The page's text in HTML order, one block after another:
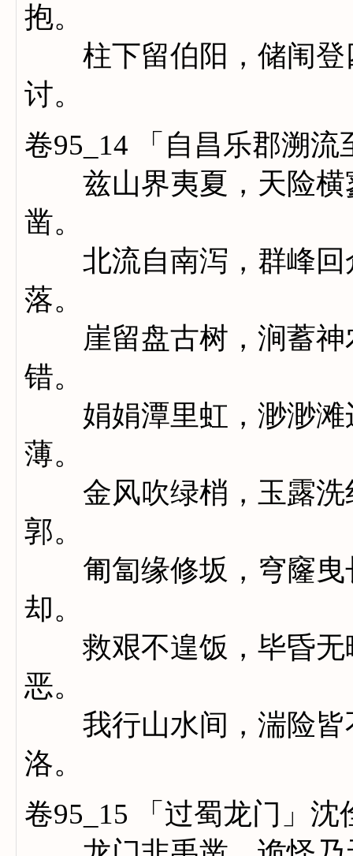
抱。
柱下留伯阳，储闱登
讨。
卷95_14 「自昌乐郡溯
兹山界夷夏，天险横
凿。
北流自南泻，群峰回
落。
崖留盘古树，涧蓄神
错。
娟娟潭里虹，渺渺滩
薄。
金风吹绿梢，玉露洗
郭。
匍匐缘修坂，穹窿曳
却。
救艰不遑饭，毕昏无
恶。
我行山水间，湍险皆
洛。
卷95_15 「过蜀龙门」沈